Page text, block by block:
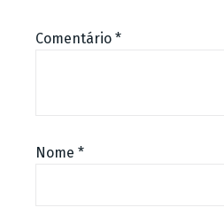
Comentário *
Nome *